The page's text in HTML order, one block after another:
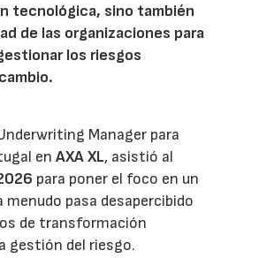
tecnológica, sino también
de las organizaciones para
los riesgos
Manager para
enAXA XL, asistió al
para poner el foco en un
menudo pasa desapercibido
de transformación
gestión del riesgo.